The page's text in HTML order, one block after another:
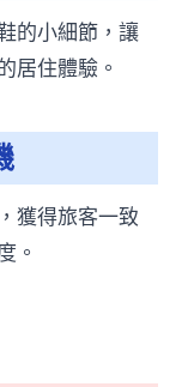
的小細節，讓
居住體驗。
獲得旅客一致
。